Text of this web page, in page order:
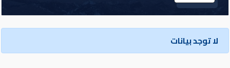
سيارات
جديدة
سيارات
لا توجد بيانات